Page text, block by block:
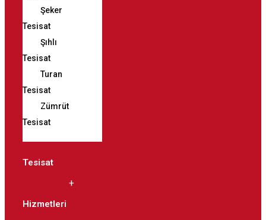
Şeker
Tesisat
Şıhlı
Tesisat
Turan
Tesisat
Zümrüt
Tesisat
Tesisat
Hizmetleri